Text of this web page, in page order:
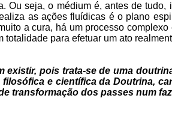
Ou seja, o médium é, antes de
as ações fluídicas é o plano
a cura, há um processo
para efetuar um ato
pois trata-se de uma
e científica da Doutrina,
transformação dos passes num